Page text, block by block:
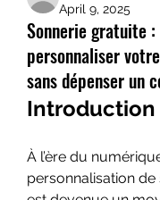
April 9, 2025
Sonnerie gratuite :
personnaliser
sans dépenser un
Introduction
À l’ère du
personnalisation